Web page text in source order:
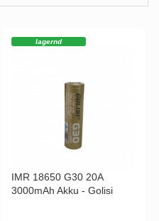
lagernd
IMR 18650 G30 20A
3000mAh Akku - Golisi